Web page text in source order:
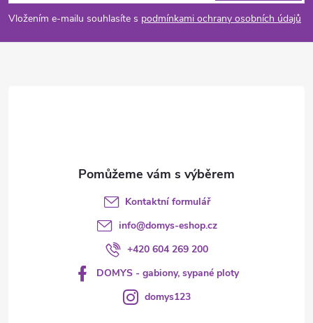
p
a
Vložením e-mailu souhlasíte s podmínkami ochrany osobních údajů
Kontaktní formulář
info@domys-eshop.cz
+420 604 269 200
DOMYS - gabiony, sypané ploty
domys123